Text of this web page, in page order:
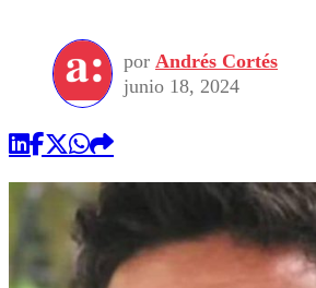
Seleccion Chilena
Torneo Internacional
Universidad de Chile
Economía
Internacional
Sustentabilidad
Publicaciones en
Opinión
por Andrés Cortés
junio 18, 2024